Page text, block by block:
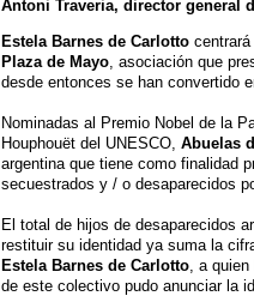
Antoni Traveria, director general
Estela Barnes de Carlotto
Plaza de Mayo, asociación que
desde entonces se han convertido
Nominadas al Premio Nobel de la
Houphouët del UNESCO, Abuelas
argentina que tiene como finalidad
secuestrados y / o desaparecidos
El total de hijos de desaparecidos
restituir su identidad ya suma la
Estela Barnes de Carlotto, a
de este colectivo pudo anunciar la